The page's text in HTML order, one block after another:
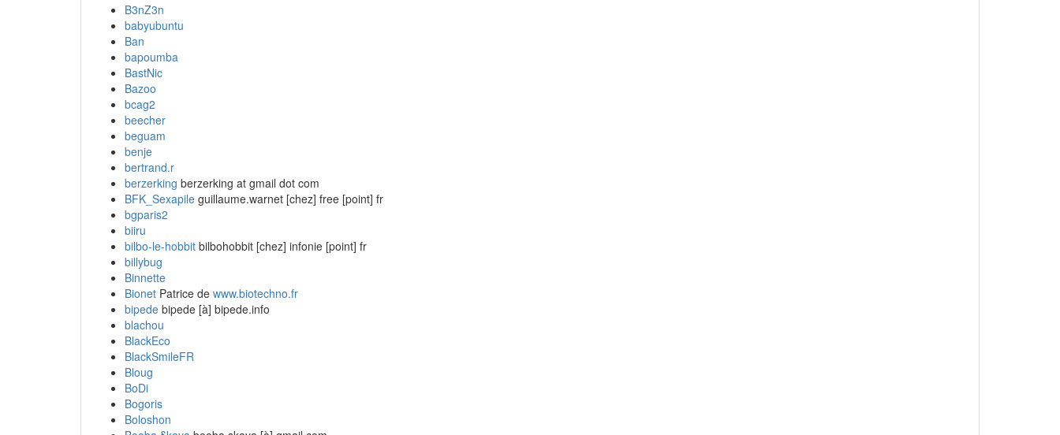
B3nZ3n
babyubuntu
Ban
bapoumba
BastNic
Bazoo
bcag2
beecher
beguam
benje
bertrand.r
berzerking berzerking at gmail dot com
BFK_Sexapile guillaume.warnet [chez] free [point] fr
bgparis2
biiru
bilbo-le-hobbit bilbohobbit [chez] infonie [point] fr
billybug
Binnette
Bionet Patrice de www.biotechno.fr
bipede bipede [à] bipede.info
blachou
BlackEco
BlackSmileFR
Bloug
BoDi
Bogoris
Boloshon